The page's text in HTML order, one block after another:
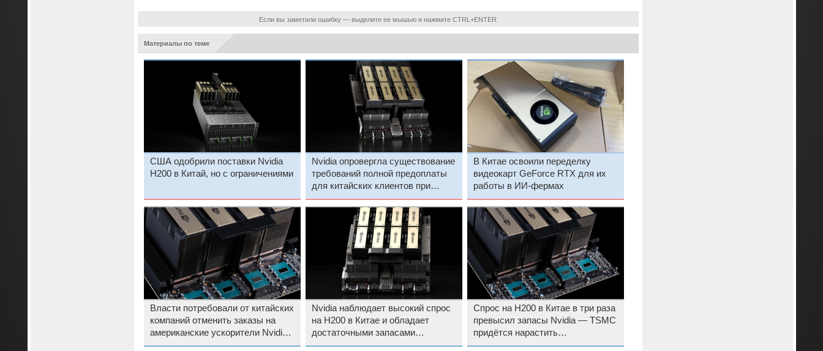
Если вы заметили ошибку — выделите ее мышью и нажмите CTRL+ENTER.
Материалы по теме
США одобрили поставки Nvidia
H200 в Китай, но с ограничениями
Nvidia опровергла существование
требований полной предоплаты
для китайских клиентов при
заказе ускорителей H200
В Китае освоили переделку
видеокарт GeForce RTX для их
работы в ИИ-фермах
Власти потребовали от китайских
компаний отменить заказы на
американские ускорители Nvidia
H200
Nvidia наблюдает высокий спрос
на H200 в Китае и обладает
достаточными запасами
ускорителей для его
Спрос на H200 в Китае в три раза
превысил запасы Nvidia — TSMC
придётся нарастить
производство